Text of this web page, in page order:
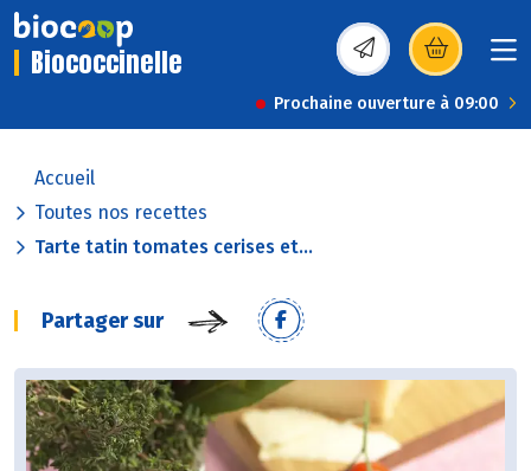
Biococcinelle (s’ouvre dans une
Prochaine ouverture à 09:00
Accueil
Toutes nos recettes
Tarte tatin tomates cerises et...
Partager sur